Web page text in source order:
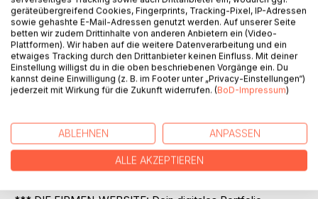
Die richtige Motivation. Mit und ohne Geld starten.
*** ERSTE SCHRITTE: Am Anfang war die Idee. Profi oder
Alleskönner? Der Businessplan. Rechtsformen der
Selbstständigkeit und Zusammenarbeit.
*** RÜSTZEUG FÜR DEN START: Der gute Name. Der
Claim. Markencheck. Rechtliches. Was kann warten? Was
geräteübergreifend Cookies, Fingerprints, Tracking-Pixel, IP-Adressen
sowie gehashte E-Mail-Adressen genutzt werden. Auf unserer Seite
betten wir zudem Drittinhalte von anderen Anbietern ein (Video-
Plattformen). Wir haben auf die weitere Datenverarbeitung und ein
etwaiges Tracking durch den Drittanbieter keinen Einfluss. Mit deiner
Einstellung willigst du in die oben beschriebenen Vorgänge ein. Du
kannst deine Einwilligung (z. B. im Footer unter „Privacy-Einstellungen“)
jederzeit mit Wirkung für die Zukunft widerrufen. (BoD-Impressum)
ABLEHNEN ANPASSEN
ALLE AKZEPTIEREN